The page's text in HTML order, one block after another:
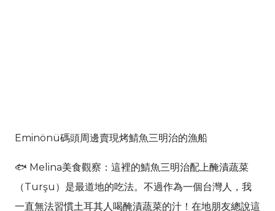
Eminönü碼頭周邊賣現烤鯖魚三明治的漁船
🐟 Melina美食觀察：這裡的鯖魚三明治配上醃漬蔬菜
（Turşu）是最道地的吃法。不過作為一個台灣人，我
一直無法習慣土耳其人喝醃漬蔬菜的汁！在地朋友總說這